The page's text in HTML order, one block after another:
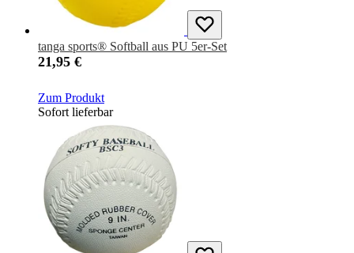
tanga sports® Softball aus PU 5er-Set
21,95 €
Zum Produkt
Sofort lieferbar